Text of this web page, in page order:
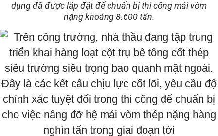
dụng đã được lắp đặt để chuẩn bị thi công mái vòm
nặng khoảng 8.600 tấn.